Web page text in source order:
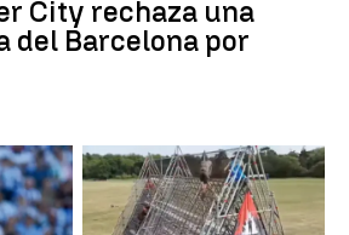
City rechaza una
del Barcelona por